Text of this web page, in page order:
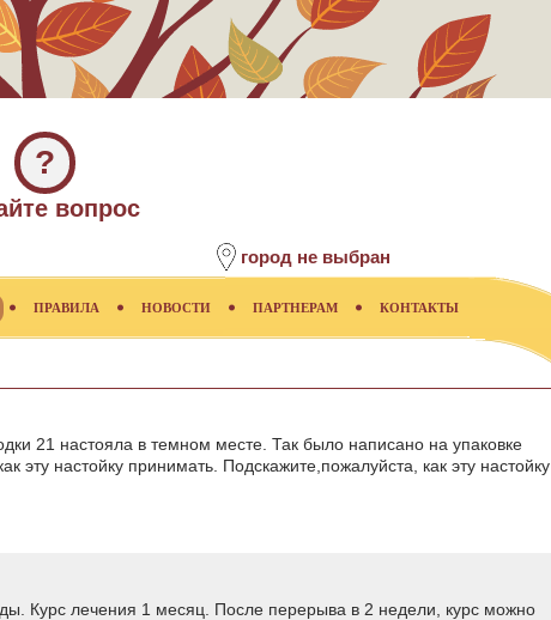
?
вопрос
город не выбран
ПРАВИЛА НОВОСТИ ПАРТНЕРАМ КОНТАКТЫ
21 настояла в темном месте. Так было написано на упаковке
эту настойку принимать. Подскажите,пожалуйста, как эту настойку
Курс лечения 1 месяц. После перерыва в 2 недели, курс можно